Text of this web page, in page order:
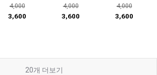
4,000
3,600
4,000
3,600
4,000
3,600
20개 더보기